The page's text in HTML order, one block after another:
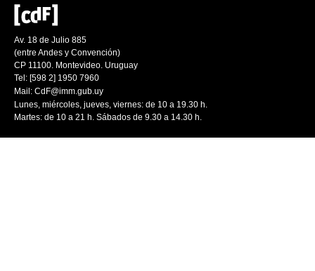
Av. 18 de Julio 885
(entre Andes y Convención)
CP 11100. Montevideo. Uruguay
Tel: [598 2] 1950 7960
Mail: CdF@imm.gub.uy
Lunes, miércoles, jueves, viernes: de 10 a 19.30 h.
Martes: de 10 a 21 h. Sábados de 9.30 a 14.30 h.